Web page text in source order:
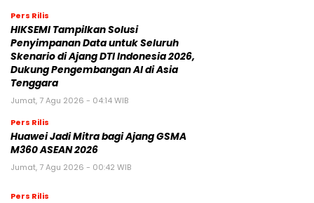
Pers Rilis
HIKSEMI Tampilkan Solusi
Penyimpanan Data untuk Seluruh
Skenario di Ajang DTI Indonesia 2026,
Dukung Pengembangan AI di Asia
Tenggara
Jumat, 7 Agu 2026 - 04:14 WIB
Pers Rilis
Huawei Jadi Mitra bagi Ajang GSMA
M360 ASEAN 2026
Jumat, 7 Agu 2026 - 00:42 WIB
Pers Rilis